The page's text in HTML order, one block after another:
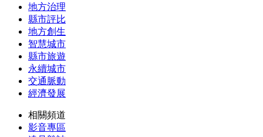
地方治理
縣市評比
地方創生
智慧城市
縣市旅遊
永續城市
交通脈動
經濟發展
相關頻道
影音專區